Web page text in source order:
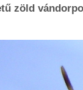
zöld